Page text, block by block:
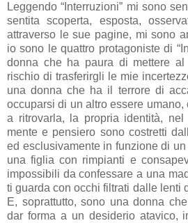
Leggendo “Interruzioni” mi sono
sentita scoperta, esposta,
attraverso le sue pagine, mi sono
io sono le quattro protagoniste di
donna che ha paura di mettere
rischio di trasferirgli le mie
una donna che ha il terrore di
occuparsi di un altro essere
a ritrovarla, la propria identità,
mente e pensiero sono costretti
ed esclusivamente in funzione di
una figlia con rimpianti e
impossibili da confessare a una
ti guarda con occhi filtrati dalle lenti
E, soprattutto, sono una donna
dar forma a un desiderio atavico,